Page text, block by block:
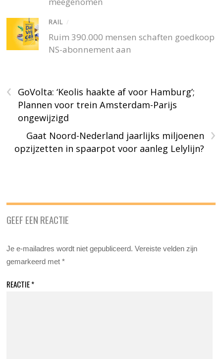
RAIL /
Ruim 390.000 mensen schaften goedkoop
NS-abonnement aan
‹
GoVolta: ‘Keolis haakte af voor Hamburg’;
Plannen voor trein Amsterdam-Parijs
ongewijzigd
›
Gaat Noord-Nederland jaarlijks miljoenen
opzijzetten in spaarpot voor aanleg Lelylijn?
GEEF EEN REACTIE
Je e-mailadres wordt niet gepubliceerd. Vereiste velden zijn
gemarkeerd met*
REACTIE*